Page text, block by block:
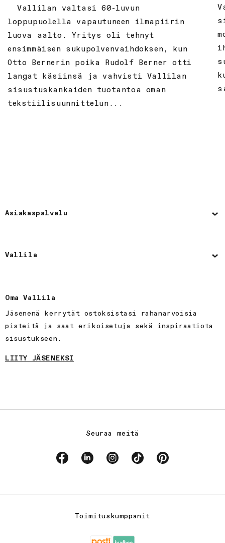
Vallilan valtasi 60-luvun
loppupuolella vapautuneen ilmapiirin
luova aalto. Yritys oli tehnyt
ensimmäisen sukupolvenvaihdoksen, kun
Otto Bernerin poika Rudolf Berner otti
langat käsiinsä ja vahvisti Vallilan
sisustuskankaiden tuotantoa oman
tekstiilisuunnittelun...
Asiakaspalvelu
Vallila
Oma Vallila
Jäsenenä kerrytät ostoksistasi rahanarvoisia
pisteitä ja saat erikoisetuja sekä inspiraatiota
sisustukseen.
LIITY JÄSENEKSI
Seuraa meitä
FacebookLinkedinInstagramTikTokPinterest
Toimituskumppanit